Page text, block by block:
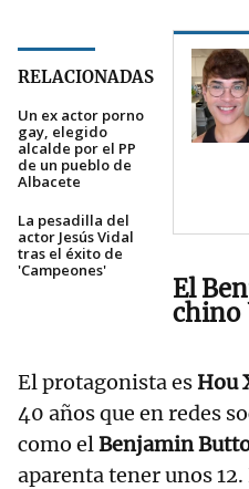
RELACIONADAS
Un ex actor porno
gay, elegido
alcalde por el PP
de un pueblo de
Albacete
La pesadilla del
actor Jesús Vidal
tras el éxito de
'Campeones'
El
chino
El protagonista es Hou
40 años que en redes
como elBenjamin
aparenta tener unos